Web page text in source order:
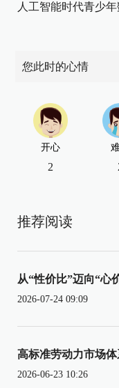
人工智能时代青少
您此时的心情
开心
2
推荐阅读
从“性价比”迈向“心
2026-07-24 09:09
高标准劳动力市场
2026-06-23 10:26